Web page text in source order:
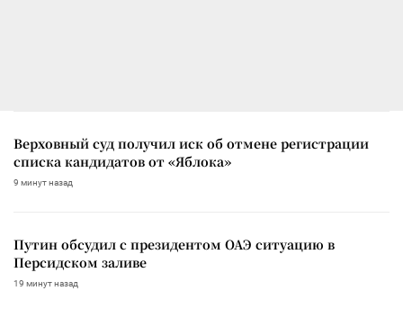
Верховный суд получил иск об отмене регистрации
списка кандидатов от «Яблока»
9 минут назад
Путин обсудил с президентом ОАЭ ситуацию в
Персидском заливе
19 минут назад